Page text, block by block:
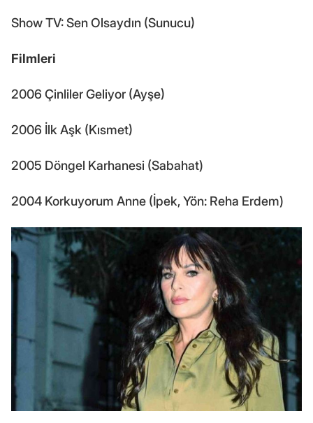
Show TV: Sen Olsaydın (Sunucu)
Filmleri
2006 Çinliler Geliyor (Ayşe)
2006 İlk Aşk (Kısmet)
2005 Döngel Karhanesi (Sabahat)
2004 Korkuyorum Anne (İpek, Yön: Reha Erdem)